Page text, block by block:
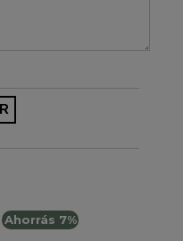
Ahorrás 7%